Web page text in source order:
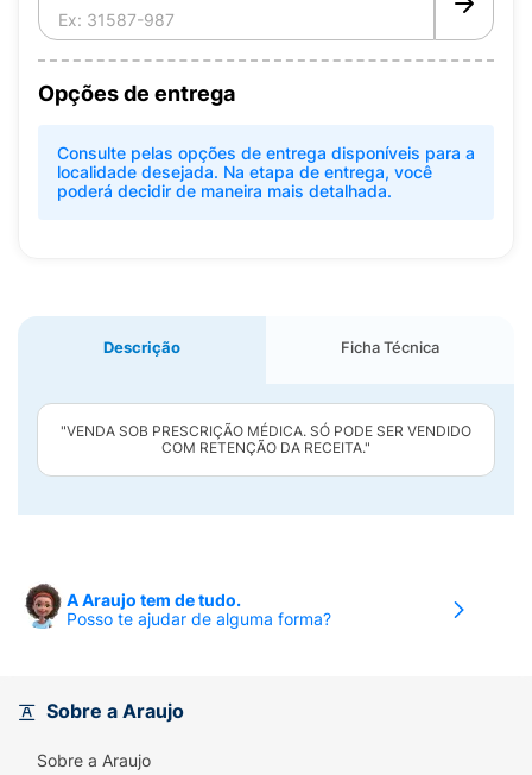
Opções de entrega
Consulte pelas opções de entrega disponíveis para a
localidade desejada. Na etapa de entrega, você
poderá decidir de maneira mais detalhada.
Descrição Ficha Técnica
"VENDA SOB PRESCRIÇÃO MÉDICA. SÓ PODE SER VENDIDO
COM RETENÇÃO DA RECEITA."
A Araujo tem de tudo.
Posso te ajudar de alguma forma?
Sobre a Araujo
Sobre a Araujo